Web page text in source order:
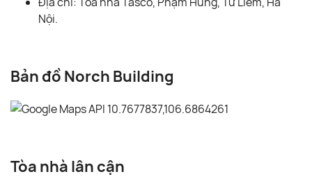
Nội.
Bản đồ Norch Building
Tòa nhà lân cận